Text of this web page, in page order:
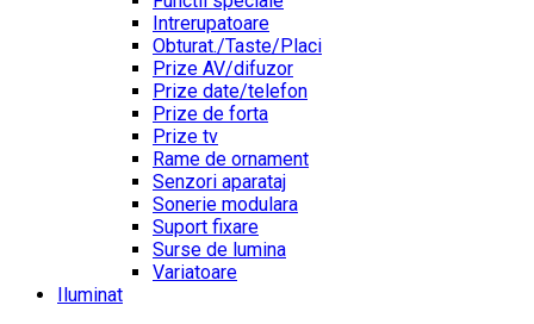
Intrerupatoare
Obturat./Taste/Placi
Prize AV/difuzor
Prize date/telefon
Prize de forta
Prize tv
Rame de ornament
Senzori aparataj
Sonerie modulara
Suport fixare
Surse de lumina
Variatoare
Iluminat